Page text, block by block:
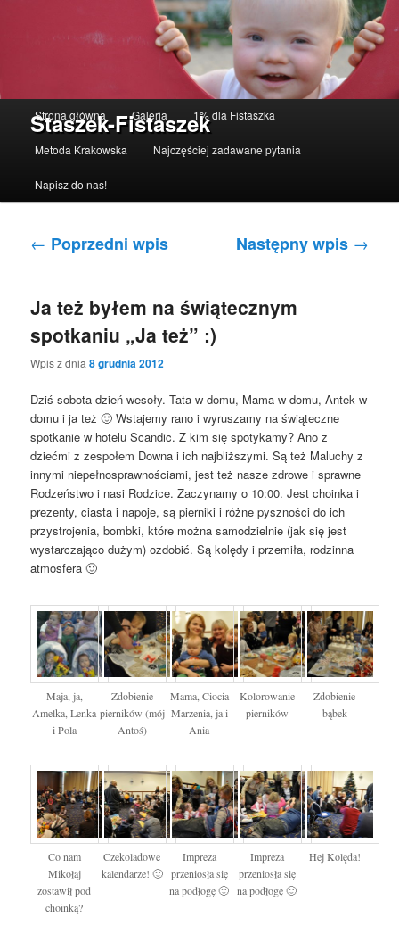
Staszek-Fistaszek
Przeskocz do tekstu
Przeskocz do widgetów
Strona główna Galeria 1% dla Fistaszka
Metoda Krakowska Najczęściej zadawane pytania
Napisz do nas!
Nawigacja po wpisach
← Poprzedni wpis Następny wpis →
Ja też byłem na świątecznym
spotkaniu „Ja też” :)
Wpis z dnia8 grudnia 2012
Dziś sobota dzień wesoły. Tata w domu, Mama w domu, Antek w
domu i ja też 🙂 Wstajemy rano i wyruszamy na świąteczne
spotkanie w hotelu Scandic. Z kim się spotykamy? Ano z
dziećmi z zespołem Downa i ich najbliższymi. Są też Maluchy z
innymi niepełnosprawnościami, jest też nasze zdrowe i sprawne
Rodzeństwo i nasi Rodzice. Zaczynamy o 10:00. Jest choinka i
prezenty, ciasta i napoje, są pierniki i różne pyszności do ich
przystrojenia, bombki, które można samodzielnie (jak się jest
wystarczająco dużym) ozdobić. Są kolędy i przemiła, rodzinna
atmosfera 🙂
Maja, ja,
Amelka, Lenka
i Pola
Zdobienie
pierników (mój
Antoś)
Mama, Ciocia
Marzenia, ja i
Ania
Kolorowanie
pierników
Zdobienie
bąbek
Co nam
Mikołaj
zostawił pod
choinką?
Czekoladowe
kalendarze! 🙂
Impreza
przeniosła się
na podłogę 🙂
Impreza
przeniosła się
na podłogę 🙂
Hej Kolęda!